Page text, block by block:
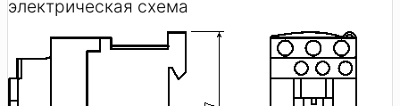
электрическая схема